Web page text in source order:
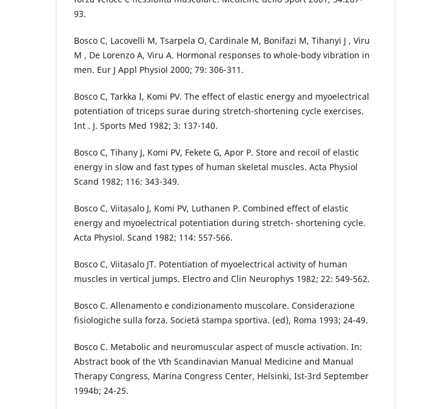
93.
Bosco C, Lacovelli M, Tsarpela O, Cardinale M, Bonifazi M, Tihanyi J , Viru
M , De Lorenzo A, Viru A. Hormonal responses to whole-body vibration in
men. Eur J Appl Physiol 2000; 79: 306-311.
Bosco C, Tarkka I, Komi PV. The effect of elastic energy and myoelectrical
potentiation of triceps surae during stretch-shortening cycle exercises.
Int . J. Sports Med 1982; 3: 137-140.
Bosco C, Tihany J, Komi PV, Fekete G, Apor P. Store and recoil of elastic
energy in slow and fast types of human skeletal muscles. Acta Physiol
Scand 1982; 116: 343-349.
Bosco C, Viitasalo J, Komi PV, Luthanen P. Combined effect of elastic
energy and myoelectrical potentiation during stretch- shortening cycle.
Acta Physiol. Scand 1982; 114: 557-566.
Bosco C, Viitasalo JT. Potentiation of myoelectrical activity of human
muscles in vertical jumps. Electro and Clin Neurophys 1982; 22: 549-562.
Bosco C. Allenamento e condizionamento muscolare. Considerazione
fisiologiche sulla forza. Societá stampa sportiva. (ed), Roma 1993; 24-49.
Bosco C. Metabolic and neuromuscular aspect of muscle activation. In:
Abstract book of the Vth Scandinavian Manual Medicine and Manual
Therapy Congress, Marina Congress Center, Helsinki, Ist-3rd September
1994b; 24-25.